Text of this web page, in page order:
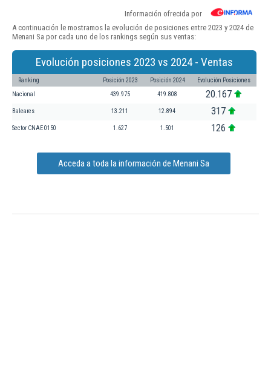
Información ofrecida por
A continuación le mostramos la evolución de posiciones entre 2023 y 2024 de
Menani Sa por cada uno de los rankings según sus ventas:
Evolución posiciones 2023 vs 2024 - Ventas
Ranking Posición 2023 Posición 2024 Evolución Posiciones
Nacional 439.975 419.808 20.167
Baleares 13.211 12.894 317
Sector CNAE 0150 1.627 1.501 126
Acceda a toda la información de Menani Sa